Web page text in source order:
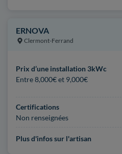
ERNOVA
Clermont-Ferrand
Prix d’une installation 3kWc
Entre 8,000€ et 9,000€
Certifications
Non renseignées
Plus d'infos sur l'artisan